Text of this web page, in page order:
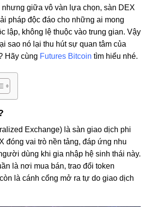
nhưng giữa vô vàn lựa chọn, sàn DEX
pháp độc đáo cho những ai mong
lập, không lệ thuộc vào trung gian. Vậy
sao nó lại thu hút sự quan tâm của
Hãy cùng Futures Bitcoin tìm hiểu nhé.
Exchange) là sàn giao dịch phi
đóng vai trò nền tảng, đáp ứng nhu
dùng khi gia nhập hệ sinh thái này.
là nơi mua bán, trao đổi token
là cánh cổng mở ra tự do giao dịch